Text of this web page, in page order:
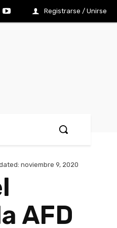
Registrarse / Unirse
noviembre 9, 2020
AFD